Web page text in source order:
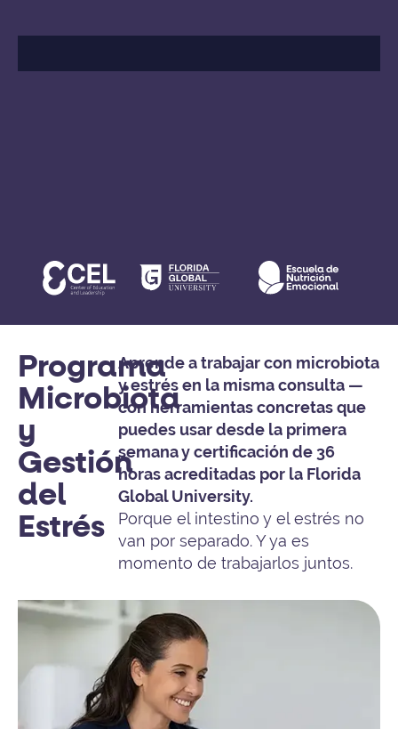
Programa
Microbiota
y
Gestión
del
Estrés
Aprende a trabajar con microbiota
y estrés en la misma consulta —
con herramientas concretas que
puedes usar desde la primera
semana y certificación de 36
horas acreditadas por la Florida
Global University.
Porque el intestino y el estrés no
van por separado. Y ya es
momento de trabajarlos juntos.